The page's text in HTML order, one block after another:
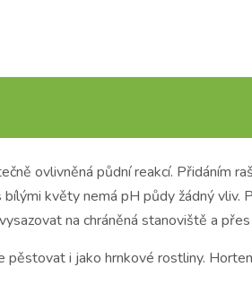
ovlivněná půdní reakcí. Přidáním
květy nemá pH půdy žádný
na chráněná stanoviště a
pěstovat i jako hrnkové rostliny.